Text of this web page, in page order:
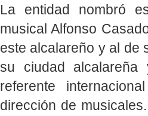
La entidad nombró
musical Alfonso
este alcalareño y al de
su ciudad
referente
dirección de